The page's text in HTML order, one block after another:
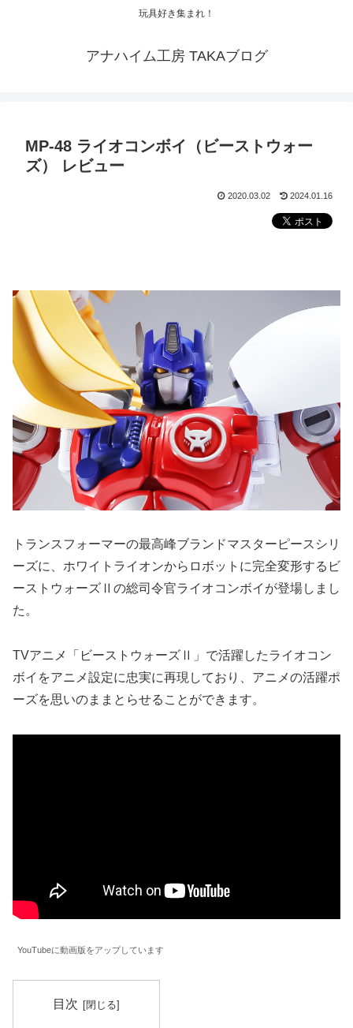
玩具好き集まれ！
アナハイム工房 TAKAブログ
MP-48 ライオコンボイ（ビーストウォー
ズ） レビュー
2020.03.02 2024.01.16
トランスフォーマーの最高峰ブランドマスターピースシリ
ーズに、ホワイトライオンからロボットに完全変形するビ
ーストウォーズⅡの総司令官ライオコンボイが登場しまし
た。
TVアニメ「ビーストウォーズⅡ」で活躍したライオコン
ボイをアニメ設定に忠実に再現しており、アニメの活躍ポ
ーズを思いのままとらせることができます。
YouTubeに動画版をアップしています
目次